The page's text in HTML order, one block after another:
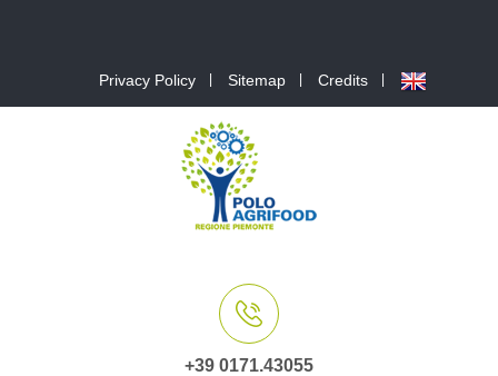
Privacy Policy Sitemap Credits
+39 0171.43055